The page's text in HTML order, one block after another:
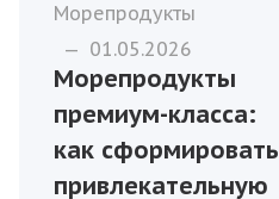
Морепродукты
— 01.05.2026
Морепродукты
премиум-класса:
как сформировать
привлекательную